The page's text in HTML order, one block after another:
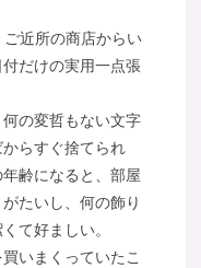
近所の商店からい
だけの実用一点張
の変哲もない文字
らすぐ捨てられ
齢になると、部屋
たいし、何の飾り
て好ましい。
いまくっていたこ